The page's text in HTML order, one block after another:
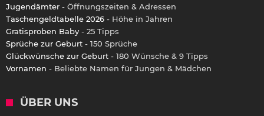
Jugendämter - Öffnungszeiten & Adressen
Taschengeldtabelle 2026 - Höhe in Jahren
Gratisproben Baby - 25 Tipps
Sprüche zur Geburt - 150 Sprüche
Glückwünsche zur Geburt - 180 Wünsche & 9 Tipps
Vornamen - Beliebte Namen für Jungen & Mädchen
ÜBER UNS